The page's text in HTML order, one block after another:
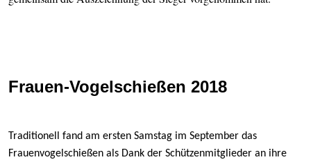
Frauen-Vogelschießen 2018
Traditionell fand am ersten Samstag im September das
Frauenvogelschießen als Dank der Schützenmitglieder an ihre